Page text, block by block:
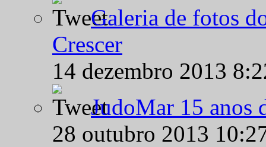
Galeria de fotos
Crescer
14 dezembro 2013
JudoMar 15 anos
28 outubro 2013